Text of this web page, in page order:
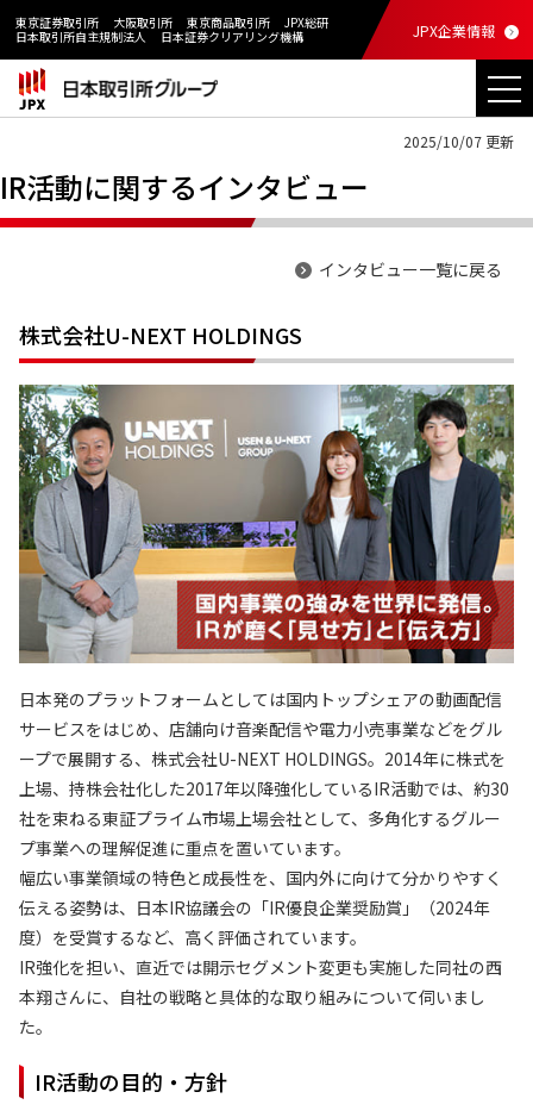
東京証券取引所 大阪取引所 東京商品取引所
JPX総研
日本取引所自主規制法人
日本証券クリアリング機構 JPX企業情報
2025/10/07 更新
IR活動に関するインタビュー
インタビュー一覧に戻る
株式会社U-NEXT HOLDINGS
日本発のプラットフォームとしては国内トップシェアの動画配信
サービスをはじめ、店舗向け音楽配信や電力小売事業などをグル
ープで展開する、株式会社U-NEXT HOLDINGS。2014年に株式を
上場、持株会社化した2017年以降強化しているIR活動では、約30
社を束ねる東証プライム市場上場会社として、多角化するグルー
プ事業への理解促進に重点を置いています。
幅広い事業領域の特色と成長性を、国内外に向けて分かりやすく
伝える姿勢は、日本IR協議会の「IR優良企業奨励賞」（2024年
度）を受賞するなど、高く評価されています。
IR強化を担い、直近では開示セグメント変更も実施した同社の西
本翔さんに、自社の戦略と具体的な取り組みについて伺いまし
た。
IR活動の目的・方針